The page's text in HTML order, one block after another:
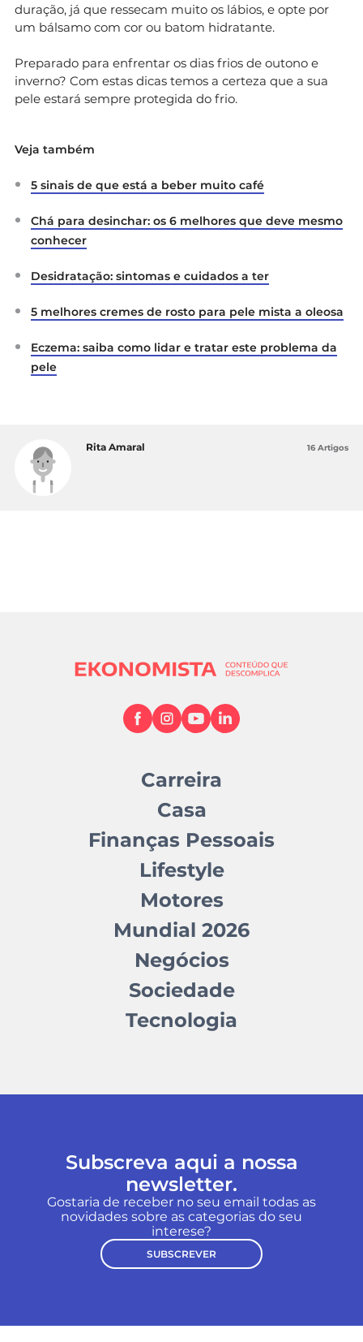
duração, já que ressecam muito os lábios, e opte por
um bálsamo com cor ou batom hidratante.
Preparado para enfrentar os dias frios de outono e
inverno? Com estas dicas temos a certeza que a sua
pele estará sempre protegida do frio.
Veja também
5 sinais de que está a beber muito café
Chá para desinchar: os 6 melhores que deve mesmo
conhecer
Desidratação: sintomas e cuidados a ter
5 melhores cremes de rosto para pele mista a oleosa
Eczema: saiba como lidar e tratar este problema da
pele
Rita Amaral 16 Artigos
Carreira
Casa
Finanças Pessoais
Lifestyle
Motores
Mundial 2026
Negócios
Sociedade
Tecnologia
Subscreva aqui a nossa
newsletter.
Gostaria de receber no seu email todas as
novidades sobre as categorias do seu
interese?
SUBSCREVER